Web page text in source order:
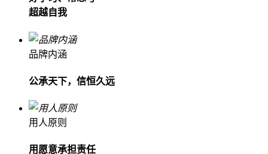
超越自我
品牌内涵
公承天下，信恒久远
用人原则
用愿意承担责任